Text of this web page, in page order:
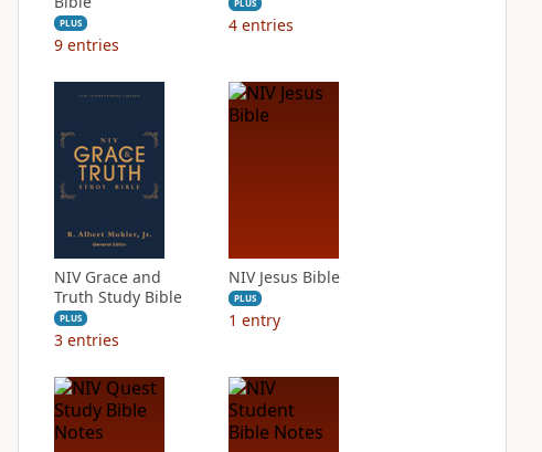
PLUS
9 entries
PLUS
4 entries
NIV Grace and
Truth Study Bible
PLUS
3 entries
NIV Jesus Bible
PLUS
1 entry